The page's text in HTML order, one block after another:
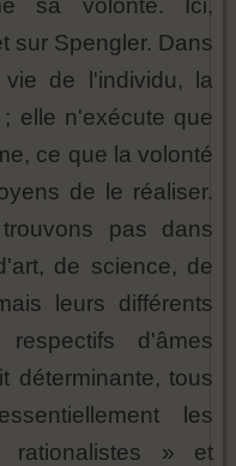
sa volonté. Ici,
sur Spengler. Dans
de l'individu, la
elle n'exécute que
ce que la volonté
de le réaliser.
pas dans
de science, de
leurs différents
d'âmes
déterminante, tous
les
rationalistes » et